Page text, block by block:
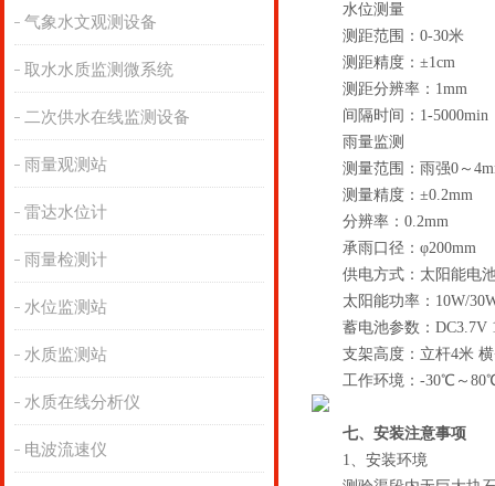
气象水文观测设备
取水水质监测微系统
二次供水在线监测设备
雨量观测站
雷达水位计
雨量检测计
水位监测站
水质监测站
水质在线分析仪
电波流速仪
水位测量
测距范围：0-30米
测距精度：±1cm
测距分辨率：1mm
间隔时间：1-5000min
雨量监测
测量范围：雨强0～
测量精度：±0.2mm
分辨率：0.2mm
承雨口径：φ200mm
供电方式：太阳能电池
太阳能功率：10W/
蓄电池参数：DC3.7V
支架高度：立杆4米 横
工作环境：-30℃～80℃
七、安装注意事项
1、安装环境